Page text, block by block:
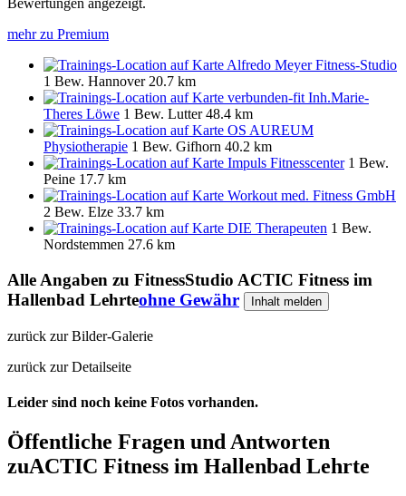
Bewertungen angezeigt.
mehr zu Premium
Alfredo Meyer Fitness-Studio
1 Bew. Hannover 20.7 km
verbunden-fit Inh.Marie-
Theres Löwe 1 Bew. Lutter 48.4 km
OS AUREUM
Physiotherapie 1 Bew. Gifhorn 40.2 km
Impuls Fitnesscenter 1 Bew.
Peine 17.7 km
Workout med. Fitness GmbH
2 Bew. Elze 33.7 km
DIE Therapeuten 1 Bew.
Nordstemmen 27.6 km
Alle Angaben zu FitnessStudio ACTIC Fitness im
Hallenbad Lehrteohne Gewähr Inhalt melden
zurück zur Bilder-Galerie
zurück zur Detailseite
Leider sind noch keine Fotos vorhanden.
Öffentliche Fragen und Antworten
zuACTIC Fitness im Hallenbad Lehrte